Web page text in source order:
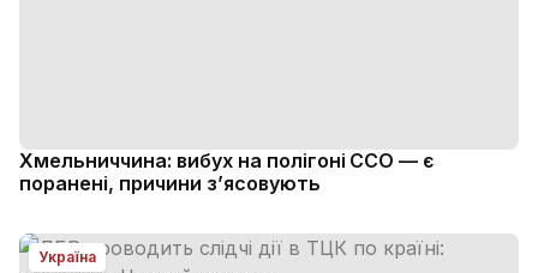
Хмельниччина: вибух на полігоні ССО — є
поранені, причини з’ясовують
Україна